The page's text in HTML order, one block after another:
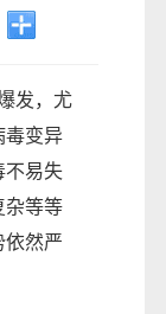
发，尤
毒变异
不易失
杂等等
依然严